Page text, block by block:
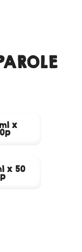
x
x 50
p